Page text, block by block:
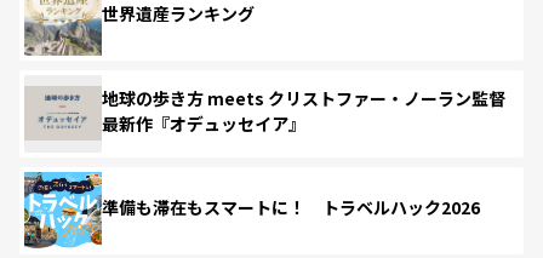
世界遺産ランキング
地球の歩き方 meets クリストファー・ノーラン監督
最新作『オデュッセイア』
準備も滞在もスマートに！ トラベルハック2026